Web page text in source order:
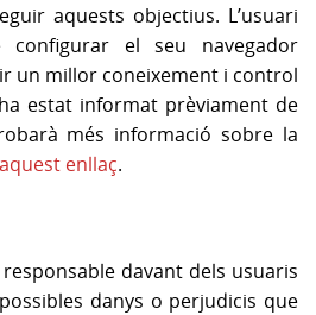
aquests objectius. L’usuari
el seu navegador
un millor coneixement i control
estat informat prèviament de
més informació sobre la
aquest enllaç.
davant dels usuaris
danys o perjudicis que